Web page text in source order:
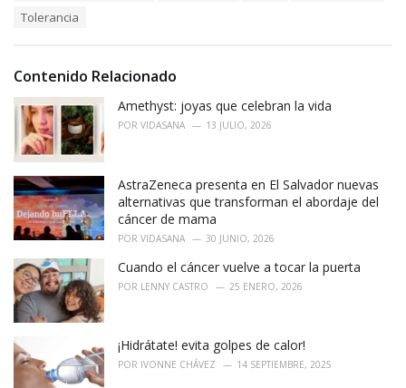
s
:
Tolerancia
Contenido Relacionado
Amethyst: joyas que celebran la vida
POR VIDASANA 13 JULIO, 2026
AstraZeneca presenta en El Salvador nuevas
alternativas que transforman el abordaje del
cáncer de mama
POR VIDASANA 30 JUNIO, 2026
Cuando el cáncer vuelve a tocar la puerta
POR LENNY CASTRO 25 ENERO, 2026
¡Hidrátate! evita golpes de calor!
POR IVONNE CHÁVEZ 14 SEPTIEMBRE, 2025